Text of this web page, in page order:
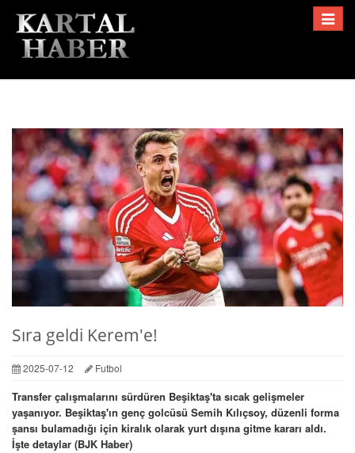
Toggle
Sıra geldi Kerem'e!
2025-07-12 Futbol
Transfer çalışmalarını sürdüren Beşiktaş'ta sıcak gelişmeler
yaşanıyor. Beşiktaş'ın genç golcüsü Semih Kılıçsoy, düzenli forma
şansı bulamadığı için kiralık olarak yurt dışına gitme kararı aldı.
İşte detaylar (BJK Haber)